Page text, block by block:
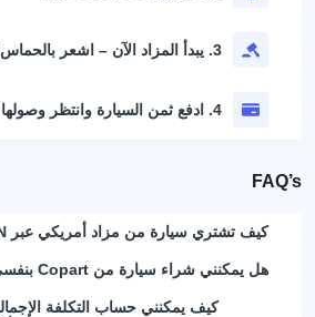
3. يبدأ المزاد الآن – اشعر بالحماس!
4. ادفع ثمن السيارة وانتظر وصولها
FAQ’s
كيف تشتري سيارة من مزاد أمريكي عبر Stat.VIN؟
هل يمكنني شراء سيارة من Copart بنفسي، من دون وسيط؟
كيف يمكنني حساب التكلفة